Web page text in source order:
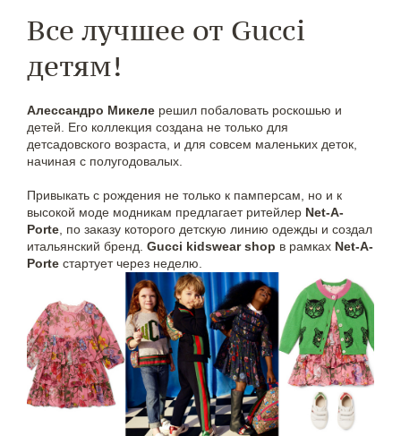
Все лучшее от Gucci
детям!
Алессандро Микеле решил побаловать роскошью и
детей. Его коллекция создана не только для
детсадовского возраста, и для совсем маленьких деток,
начиная с полугодовалых.
Привыкать с рождения не только к памперсам, но и к
высокой моде модникам предлагает ритейлер Net-A-
Porte , по заказу которого детскую линию одежды и создал
итальянский бренд. Gucci kidswear shop в рамках Net-A-
Porte стартует через неделю.